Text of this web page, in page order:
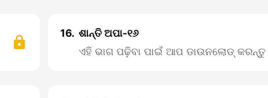
16. ଶାନ୍ତି ଅପା-୧୬
ଏହି ଭାଗ ପଢ଼ିବା ପାଇଁ ଆପ ଡାଉନଲୋଡ୍ କରନ୍ତୁ